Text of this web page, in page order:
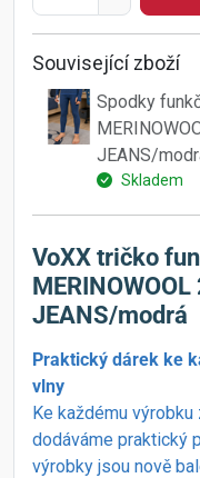
Související zboží
Spodky
JEANS/
Skladem
VoXX tričko
JEANS/modrá
Praktický dárek ke
vlny
Ke každému
dodáváme praktický
výrobky jsou nově